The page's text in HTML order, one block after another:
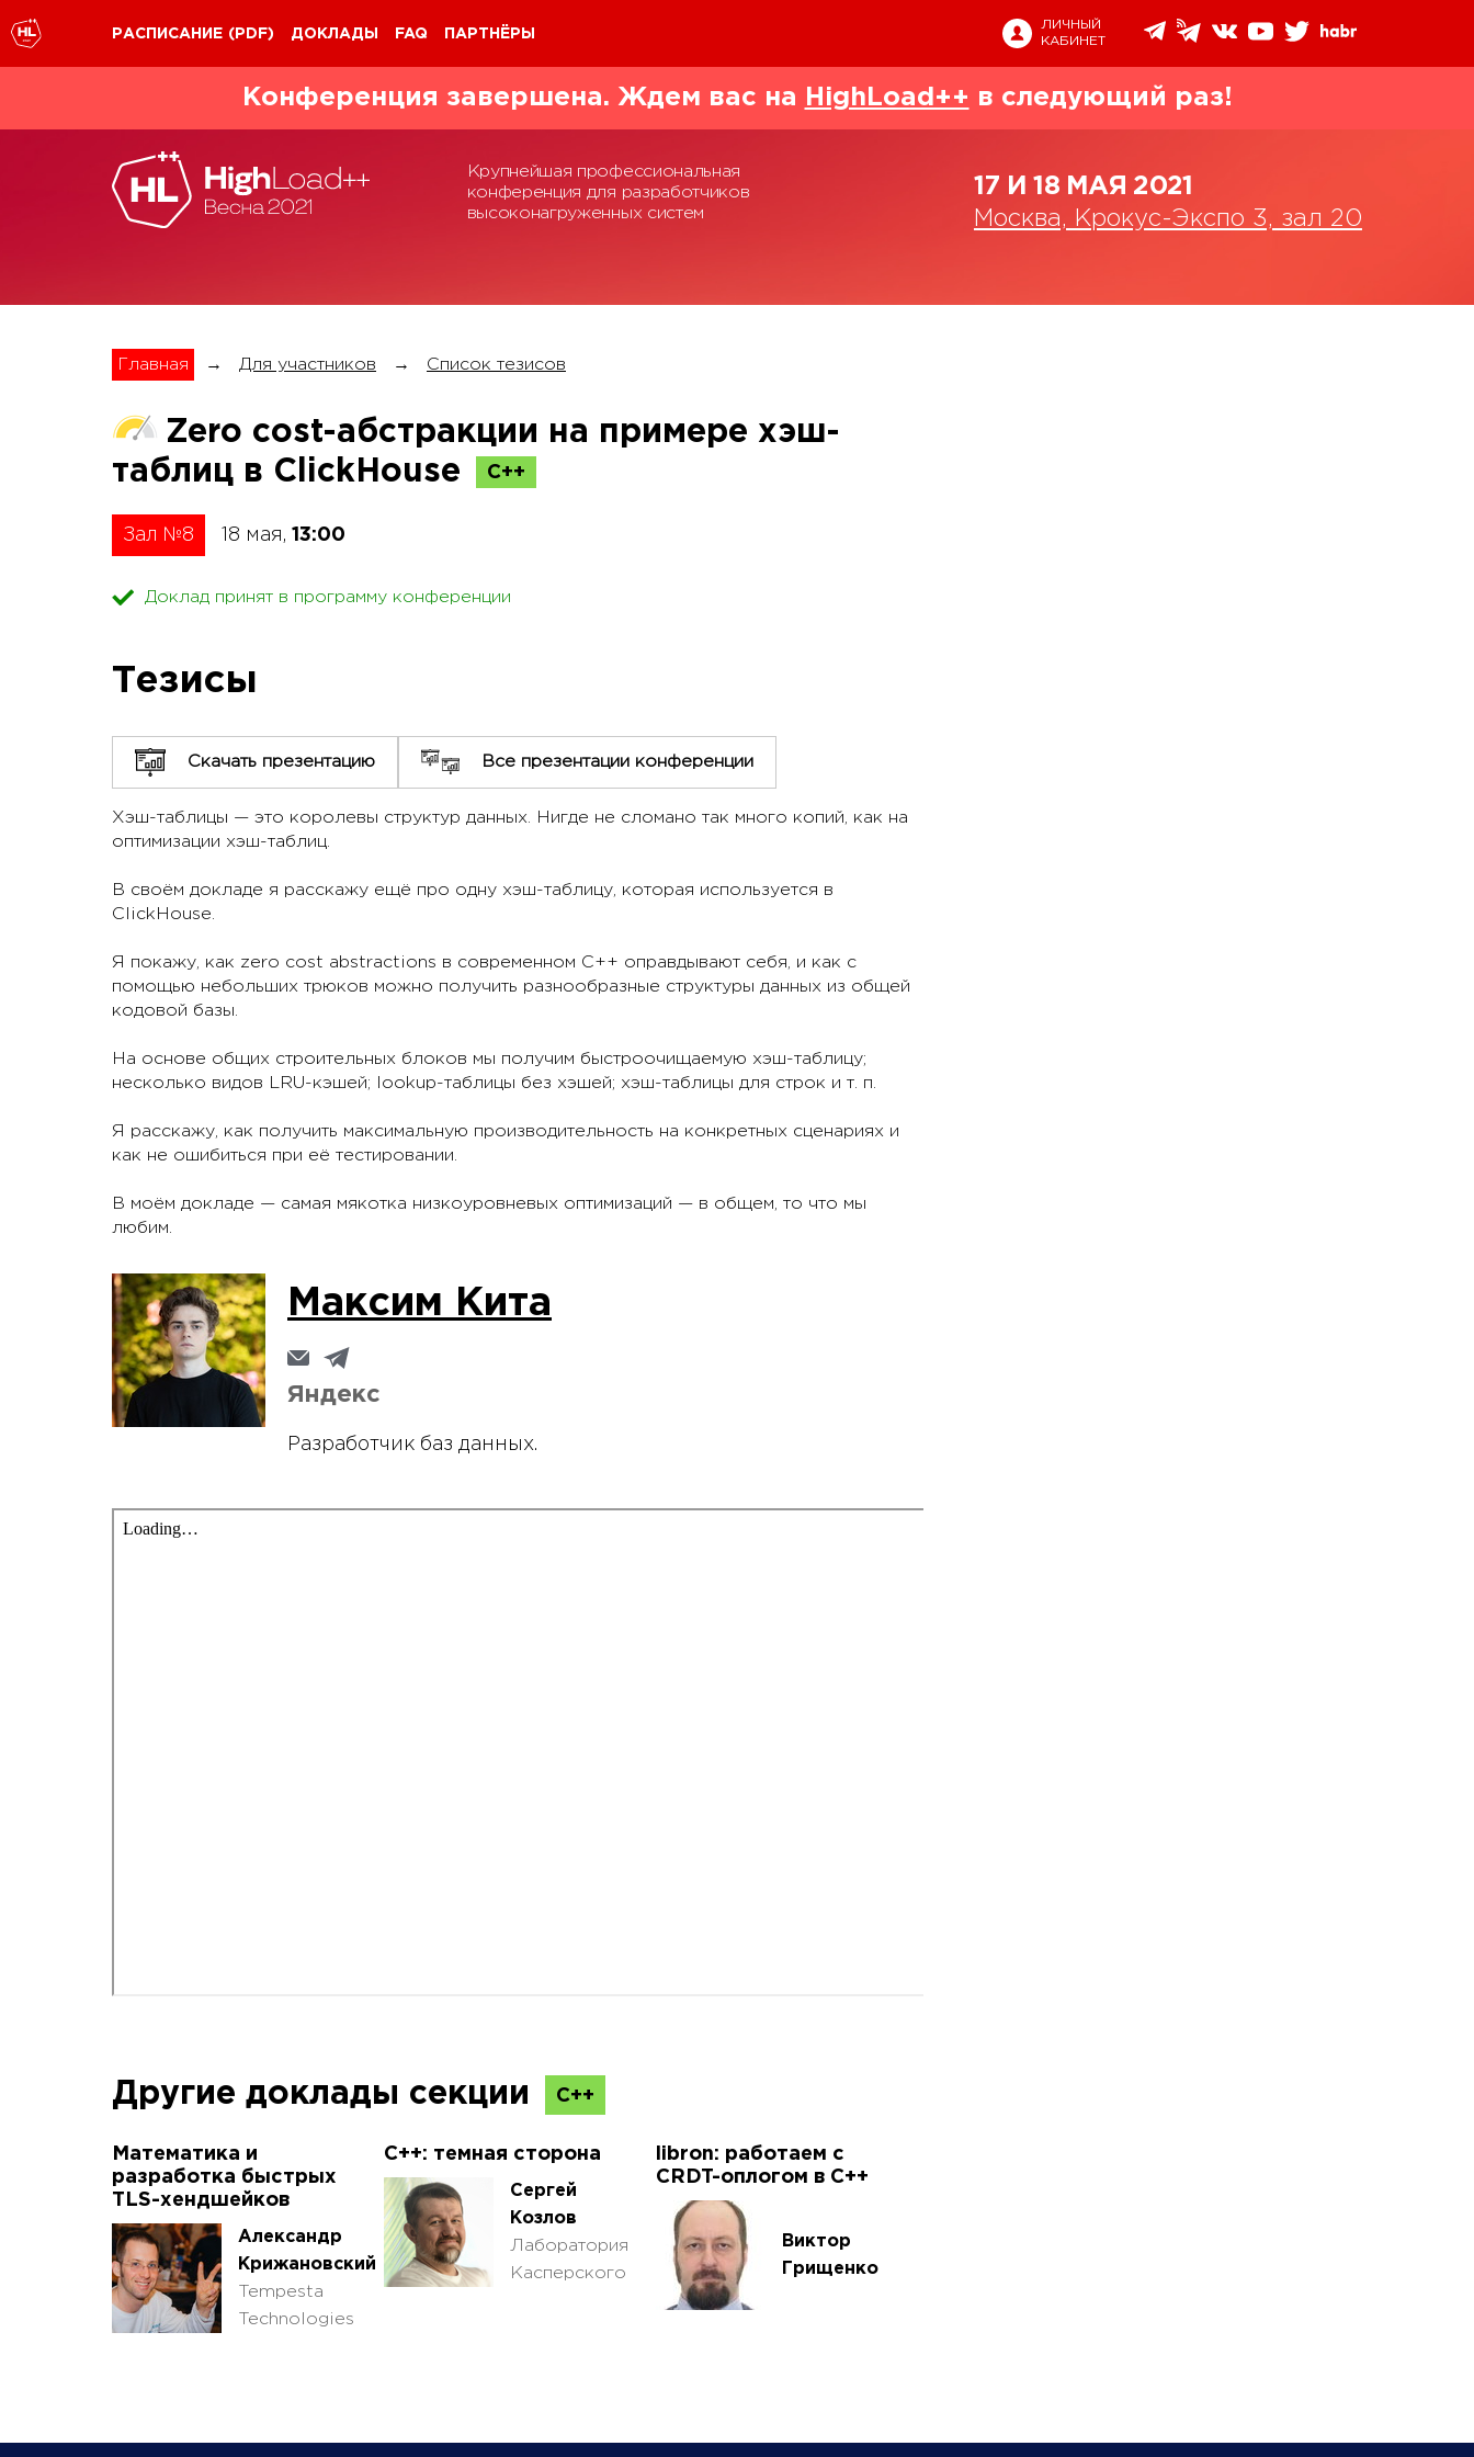
РАСПИСАНИЕ (PDF) ДОКЛАДЫ FAQ ПАРТНЁРЫ
ЛИЧНЫЙ
КАБИНЕТ
Конференция завершена. Ждем вас на HighLoad++ в следующий раз!
Крупнейшая профессиональная
конференция для разработчиков
высоконагруженных систем
17 И 18 МАЯ 2021
Москва, Крокус-Экспо 3, зал 20
Главная → Для участников → Список тезисов
Zero cost-абстракции на примере хэш-
таблиц в ClickHouse
С++
Зал №8 18 мая, 13:00
Доклад принят в программу конференции
Тезисы
Скачать презентацию Все презентации конференции
Хэш-таблицы — это королевы структур данных. Нигде не сломано так много копий, как на
оптимизации хэш-таблиц.
В своём докладе я расскажу ещё про одну хэш-таблицу, которая используется в
ClickHouse.
Я покажу, как zero cost abstractions в современном С++ оправдывают себя, и как с
помощью небольших трюков можно получить разнообразные структуры данных из общей
кодовой базы.
На основе общих строительных блоков мы получим быстроочищаемую хэш-таблицу;
несколько видов LRU-кэшей; lookup-таблицы без хэшей; хэш-таблицы для строк и т. п.
Я расскажу, как получить максимальную производительность на конкретных сценариях и
как не ошибиться при её тестировании.
В моём докладе — самая мякотка низкоуровневых оптимизаций — в общем, то что мы
любим.
Максим Кита
Яндекс
Разработчик баз данных.
Другие доклады секции С++
Математика и
разработка быстрых
TLS-хендшейков
Александр
Крижановский
Tempesta
Technologies
C++: темная сторона
Сергей
Козлов
Лаборатория
Касперского
libron: работаем с
CRDT-оплогом в C++
Виктор
Грищенко